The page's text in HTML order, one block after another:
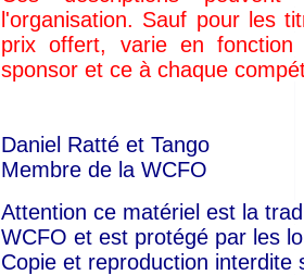
l'organisation. Sauf pour les
prix offert, varie en fonction
sponsor et ce à chaque
Daniel Ratté et Tango
Membre de la WCFO
Attention ce matériel est la
WCFO et est protégé par les
Copie et reproduction interdite